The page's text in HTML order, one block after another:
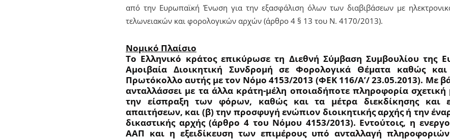
από την Ευρωπαϊκή Ένωση για την εξασφάλιση όλων των διαβιβάσεων με
τελωνειακών και φορολογικών αρχών (άρθρο 4 § 13 του Ν. 4170/2013).
Νομικό Πλαίσιο
Το Ελληνικό κράτος επικύρωσε τη Διεθνή Σύμβαση Συμβουλίου της
Αμοιβαία Διοικητική Συνδρομή σε Φορολογικά Θέματα καθώς
Πρωτόκολλο αυτής με τον Νόμο 4153/2013 (ΦΕΚ 116/Α’/ 23.05.2013). Με
ανταλλάσσει με τα άλλα κράτη-μέλη οποιαδήποτε πληροφορία
την είσπραξη των φόρων, καθώς και τα μέτρα διεκδίκησης και
απαιτήσεων, και (β) την προσφυγή ενώπιον διοικητικής αρχής ή την
δικαστικής αρχής (άρθρο 4 του Νόμου 4153/2013). Εντούτοις, η
ΑΑΠ και η εξειδίκευση των επιμέρους υπό ανταλλαγή